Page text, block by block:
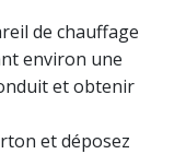
de chauffage
environ une
et obtenir
et déposez